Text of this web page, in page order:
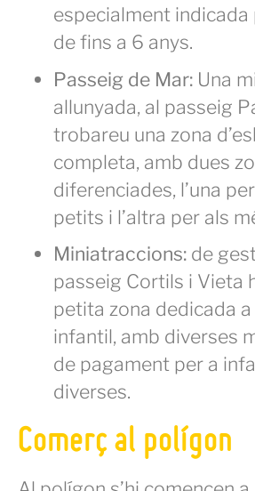
especialment indicada
de fins a 6 anys.
Passeig de Mar: Una
allunyada, al passeig
trobareu una zona
completa, amb dues
diferenciades, l’una
petits i l’altra per als
Miniatraccions: de
passeig Cortils i Vieta
petita zona dedicada a
infantil, amb diverses
de pagament per a
diverses.
Comerç al polígon